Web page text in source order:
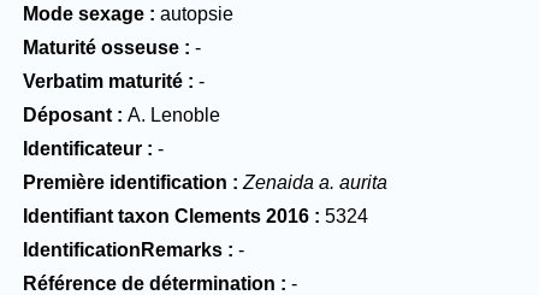
Mode sexage
autopsie
Maturité osseuse
-
Verbatim maturité
-
Déposant
A. Lenoble
Identificateur
-
Première identification
Zenaida a. aurita
Identifiant taxon Clements 2016
5324
IdentificationRemarks
-
Référence de détermination
-